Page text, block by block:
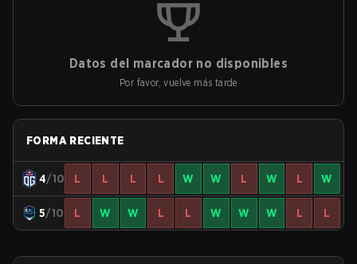
Datos del marcador no disponibles
Por favor, vuelve más tarde
FORMA RECIENTE
4/10 L L L L W W L W L W
5/10 L W W L L W W W L L